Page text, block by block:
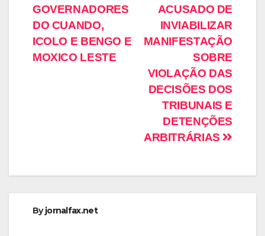
ACUSADO DE
INVIABILIZAR
MANIFESTAÇÃO
SOBRE
VIOLAÇÃO DAS
DECISÕES DOS
TRIBUNAIS E
DETENÇÕES
ARBITRÁRIAS
GOVERNADORES
DO CUANDO,
ICOLO E BENGO E
MOXICO LESTE
Byjornalfax.net